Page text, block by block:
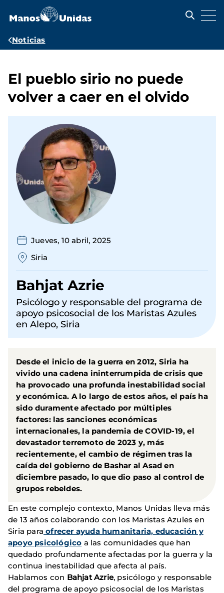
contenido
Ruta
Noticias
El pueblo sirio no puede
volver a caer en el olvido
Jueves, 10 abril, 2025
Siria
Bahjat Azrie
Psicólogo y responsable del programa de
apoyo psicosocial de los Maristas Azules
en Alepo, Siria
Desde el inicio de la guerra en 2012, Siria ha
vivido una cadena ininterrumpida de crisis que
ha provocado una profunda inestabilidad social
y económica. A lo largo de estos años, el país ha
sido duramente afectado por múltiples
factores: las sanciones económicas
internacionales, la pandemia de COVID-19, el
devastador terremoto de 2023 y, más
recientemente, el cambio de régimen tras la
caída del gobierno de Bashar al Asad en
diciembre pasado, lo que dio paso al control de
grupos rebeldes.
En este complejo contexto, Manos Unidas lleva más
de 13 años colaborando con los Maristas Azules en
Siria para ofrecer ayuda humanitaria, educación y
apoyo psicológico a las comunidades que han
quedado profundamente afectadas por la guerra y la
continua inestabilidad que afecta al país.
Hablamos con Bahjat Azrie, psicólogo y responsable
del programa de apoyo psicosocial de los Maristas